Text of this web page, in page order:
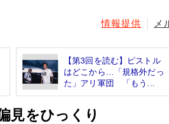
情報提供 メ
【第3回を読む】ピストル
はどこから…「規格外だっ
た」アリ軍団 「もう...
見をひっくり